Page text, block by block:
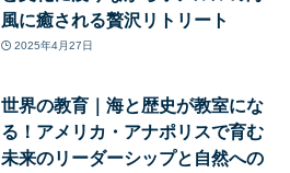
風に癒される贅沢リトリート
2025年4月27日
世界の教育｜海と歴史が教室にな
る！アメリカ・アナポリスで育む
未来のリーダーシップと自然への